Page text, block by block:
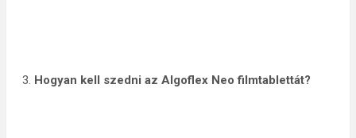
Hogyan kell szedni az Algoflex Neo filmtablettát?